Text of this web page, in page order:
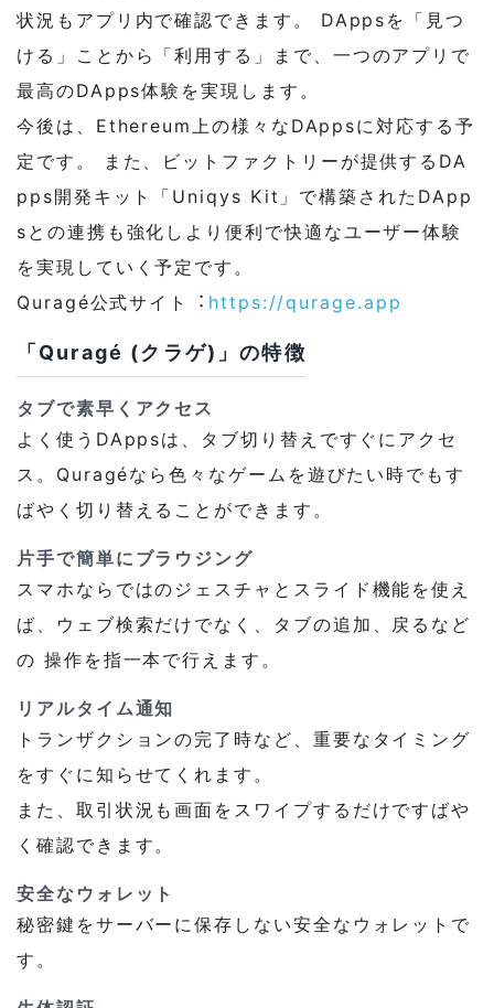
状況もアプリ内で確認できます。 DAppsを「⾒つ
ける」ことから「利⽤する」まで、⼀つのアプリで
最⾼のDApps体験を実現します。
今後は、Ethereum上の様々なDAppsに対応する予
定です。 また、ビットファクトリーが提供するDA
pps開発キット「Uniqys Kit」で構築されたDApp
sとの連携も強化しより便利で快適なユーザー体験
を実現していく予定です。
Quragé公式サイト︓ https://qurage.app
「Quragé (クラゲ)」の特徴
タブで素早くアクセス
よく使うDAppsは、タブ切り替えですぐにアクセ
ス。Quragéなら⾊々なゲームを遊びたい時でもす
ばやく切り替えることができます。
⽚⼿で簡単にブラウジング
スマホならではのジェスチャとスライド機能を使え
ば、ウェブ検索だけでなく、タブの追加、戻るなど
の 操作を指⼀本で⾏えます。
リアルタイム通知
トランザクションの完了時など、重要なタイミング
をすぐに知らせてくれます。
また、取引状況も画⾯をスワイプするだけですばや
く確認できます。
安全なウォレット
秘密鍵をサーバーに保存しない安全なウォレットで
す。